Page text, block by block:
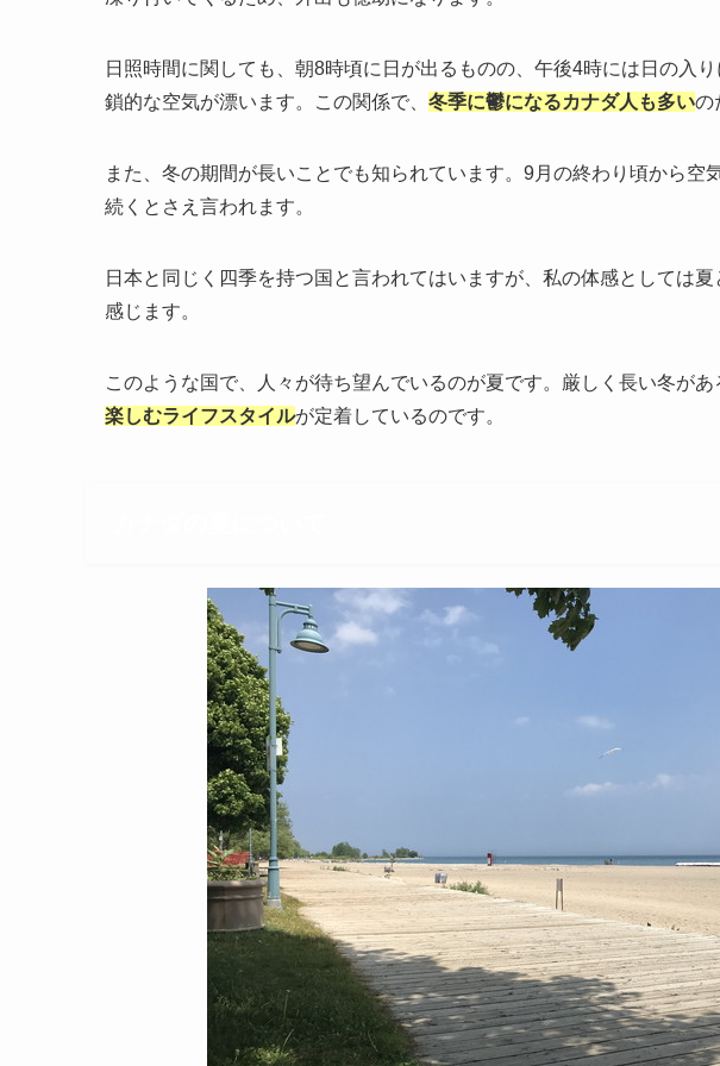
日照時間に関しても、朝8時頃に日が出るものの、午後4時には日の入
鎖的な空気が漂います。この関係で、 冬季に鬱になるカナダ人も多いの
また、冬の期間が長いことでも知られています。9月の終わり頃から空
続くとさえ言われます。
日本と同じく四季を持つ国と言われてはいますが、私の体感としては
感じます。
このような国で、人々が待ち望んでいるのが夏です。厳しく長い冬が
楽しむライフスタイルが定着しているのです。